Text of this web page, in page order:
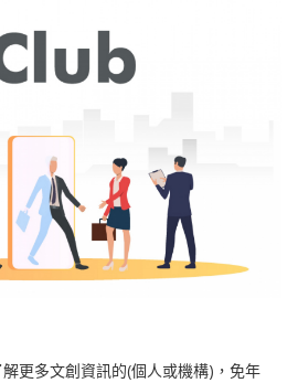
更多文創資訊的(個人或機構)，免年